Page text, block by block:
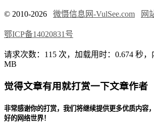
© 2010-2026 微慑信息网-VulSee.com 网
鄂ICP备14020831号
请求次数：115 次，加载用时：0.674 秒，
MB
觉得文章有用就打赏一下文章作者
非常感谢你的打赏，我们将继续提供更多优质内容
好的网络世界！